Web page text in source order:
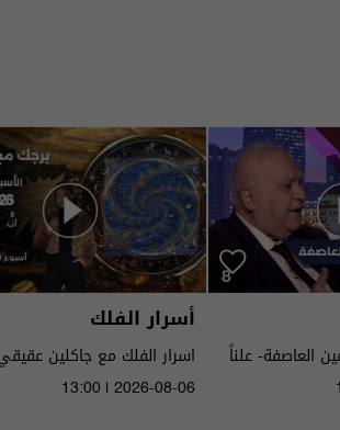
اقتصاد العراق في عين العاصفة- علناً
أسرار الفلك
الى ١٤ آب ٢٠٢٦ | 2026
13:00 | 2026-08-06